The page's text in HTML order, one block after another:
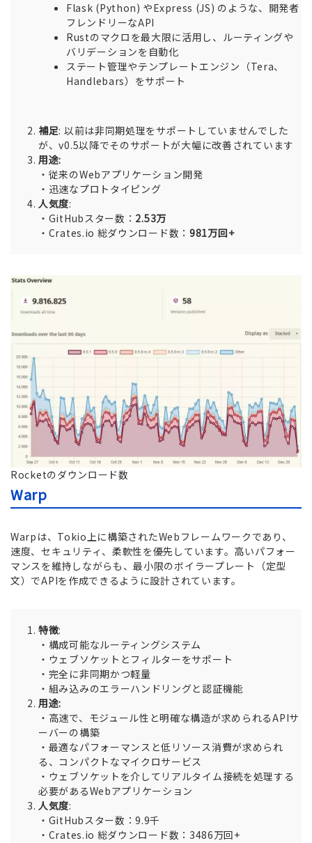
Flask (Python) やExpress (JS) のような、開発者
フレンドリーなAPI
Rustのマクロを最大限に活用し、ルーティングや
バリデーションを自動化
ステート管理やテンプレートエンジン（Tera、
Handlebars）をサポート
補足: 以前は非同期処理をサポートしていませんでした
が、v0.5以降でそのサポートが大幅に改善されています
用途:
・従来のWebアプリケーション開発
・迅速なプロトタイピング
人気度:
・GitHubスター数： 2.53万
・Crates.io 総ダウンロード数： 981万回+
Rocketのダウンロード数
Warp
Warpは、Tokio上に構築されたWebフレームワークであり、
速度、セキュリティ、柔軟性を優先しています。高いパフォー
マンスを維持しながらも、最小限のボイラープレート（定型
文）でAPIを作成できるように設計されています。
特徴:
・構成可能なルーティングシステム
・ウェブソケットとフィルターをサポート
・完全に非同期かつ軽量
・組み込みのエラーハンドリングと認証機能
用途:
・高速で、モジュール性と明確な構造が求められるAPIサ
ーバーの構築
・最適なパフォーマンスと低リソース消費が求められ
る、コンパクトなマイクロサービス
・ウェブソケットを介してリアルタイム接続を処理する
必要があるWebアプリケーション
人気度:
・GitHubスター数：9.9千
・Crates.io 総ダウンロード数：3486万回+